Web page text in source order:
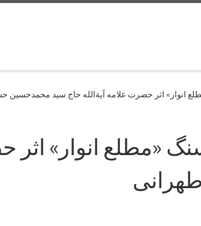
انوار» اثر حضرت علامه آیة‌الله حاج سید محمدحسین
«مطلع انوار» اثر